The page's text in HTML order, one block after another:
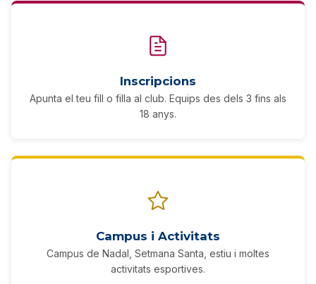
Inscripcions
Apunta el teu fill o filla al club. Equips des dels 3 fins als
18 anys.
Campus i Activitats
Campus de Nadal, Setmana Santa, estiu i moltes
activitats esportives.